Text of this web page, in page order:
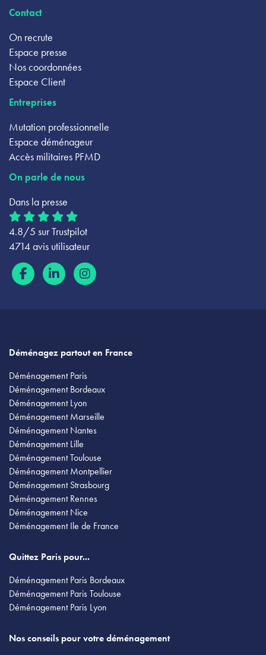
Contact
On recrute
Espace presse
Nos coordonnées
Espace Client
Entreprises
Mutation professionnelle
Espace déménageur
Accès militaires PFMD
On parle de nous
Dans la presse
4.8/5 sur Trustpilot
4714 avis utilisateur
Déménagez partout en France
Déménagement Paris
Déménagement Bordeaux
Déménagement Lyon
Déménagement Marseille
Déménagement Nantes
Déménagement Lille
Déménagement Toulouse
Déménagement Montpellier
Déménagement Strasbourg
Déménagement Rennes
Déménagement Nice
Déménagement Ile de France
Quittez Paris pour...
Déménagement Paris Bordeaux
Déménagement Paris Toulouse
Déménagement Paris Lyon
Nos conseils pour votre déménagement